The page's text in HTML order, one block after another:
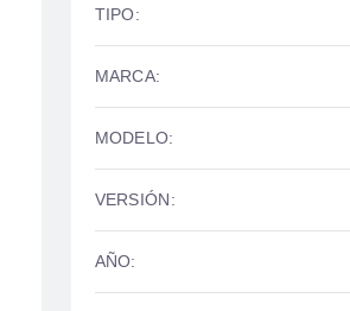
TIPO:
MARCA:
MODELO:
VERSIÓN:
AÑO: